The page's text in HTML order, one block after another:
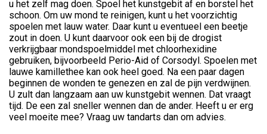
u het zelf mag doen. Spoel het kunstgebit af en borstel het
schoon. Om uw mond te reinigen, kunt u het voorzichtig
spoelen met lauw water. Daar kunt u eventueel een beetje
zout in doen. U kunt daarvoor ook een bij de drogist
verkrijgbaar mondspoelmiddel met chloorhexidine
gebruiken, bijvoorbeeld Perio-Aid of Corsodyl. Spoelen met
lauwe kamillethee kan ook heel goed. Na een paar dagen
beginnen de wonden te genezen en zal de pijn verdwijnen.
U zult dan langzaam aan uw kunstgebit wennen. Dat vraagt
tijd. De een zal sneller wennen dan de ander. Heeft u er erg
veel moeite mee? Vraag uw tandarts dan om advies.